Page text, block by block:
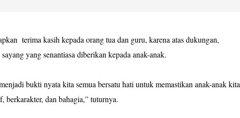
terima kasih kepada orang tua dan guru, karena atas dukungan,
yang senantiasa diberikan kepada anak-anak.
bukti nyata kita semua bersatu hati untuk memastikan anak-anak kita
berkarakter, dan bahagia,” tuturnya.